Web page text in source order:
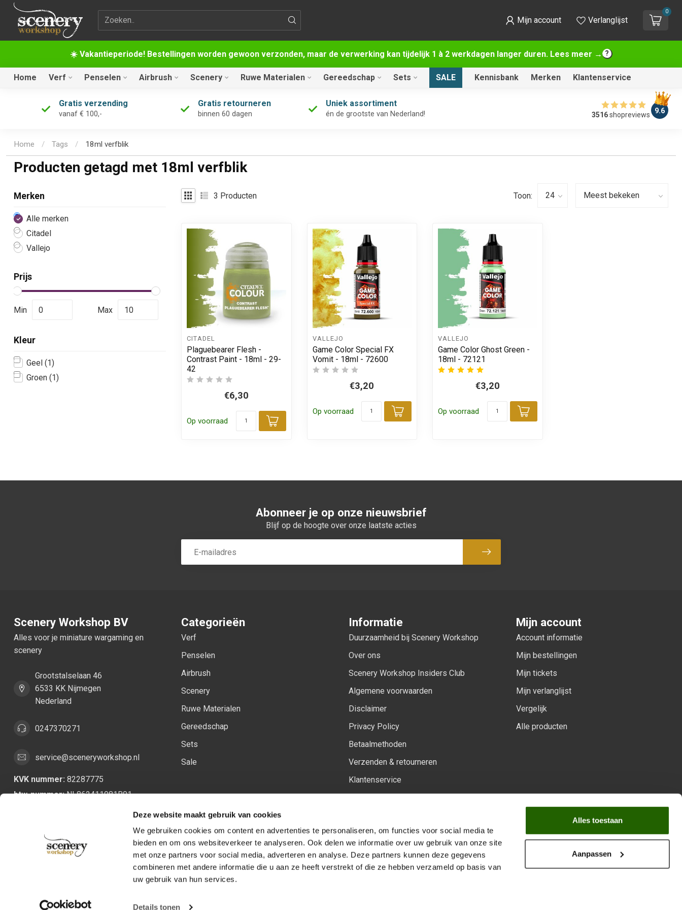
Deze website maakt gebruik van cookies
We gebruiken cookies om content en advertenties te personaliseren, om functies voor social media te
bieden en om ons websiteverkeer te analyseren. Ook delen we informatie over uw gebruik van onze site
met onze partners voor social media, adverteren en analyse. Deze partners kunnen deze gegevens
combineren met andere informatie die u aan ze heeft verstrekt of die ze hebben verzameld op basis van
uw gebruik van hun services.
Details tonen
Alles toestaan
Aanpassen
☀️ Vakantieperiode! Bestellingen worden gewoon verzonden, maar de verwerking kan tijdelijk 1 à 2 werkdagen langer duren. Lees meer →
Zoekterm Mijn account Verlanglijst
0
Home Verf Penselen Airbrush Scenery Ruwe Materialen Gereedschap Sets SALE Kennisbank Merken Klantenservice
Gratis verzending
vanaf € 100,-
Gratis retourneren
binnen 60 dagen
Uniek assortiment
én de grootste van Nederland! 3516shopreviews 9.6
Home / Tags / 18ml verfblik
Producten getagd met 18ml verfblik
Merken
Alle merken
Citadel
Vallejo
Kleur
Geel (1)
Groen (1)
Prijs
Min Max
3 Producten Toon:
CITADEL
Plaguebearer Flesh -
Contrast Paint - 18ml - 29-
42
€6,30
Op voorraad
Toevoegen aan winkelwagen
VALLEJO
Game Color Special FX
Vomit - 18ml - 72600
€3,20
Op voorraad
Toevoegen aan winkelwagen
VALLEJO
Game Color Ghost Green -
18ml - 72121
€3,20
Op voorraad
Toevoegen aan winkelwagen
Abonneer je op onze nieuwsbrief
Blijf op de hoogte over onze laatste acties
Abonneer
Scenery Workshop BV
Alles voor je miniature wargaming en
scenery
Grootstalselaan 46
6533 KK Nijmegen
Nederland
0247370271
service@sceneryworkshop.nl
KVK nummer: 82287775
btw-nummer:NL862411981B01
Categorieën
Verf
Penselen
Airbrush
Scenery
Ruwe Materialen
Gereedschap
Sets
Sale
Informatie
Duurzaamheid bij Scenery Workshop
Over ons
Scenery Workshop Insiders Club
Algemene voorwaarden
Disclaimer
Privacy Policy
Betaalmethoden
Verzenden & retourneren
Klantenservice
Mijn account
Account informatie
Mijn bestellingen
Mijn tickets
Mijn verlanglijst
Vergelijk
Alle producten
Volg ons op:
Facebook
YoutubeInstagram